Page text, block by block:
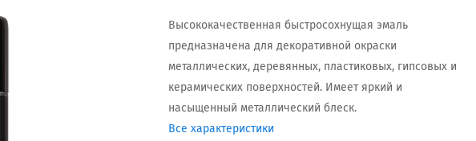
Высококачественная быстросохнущая эмаль
предназначена для декоративной окраски
металлических, деревянных, пластиковых, гипсовых и
керамических поверхностей. Имеет яркий и
насыщенный металлический блеск.
Все характеристики